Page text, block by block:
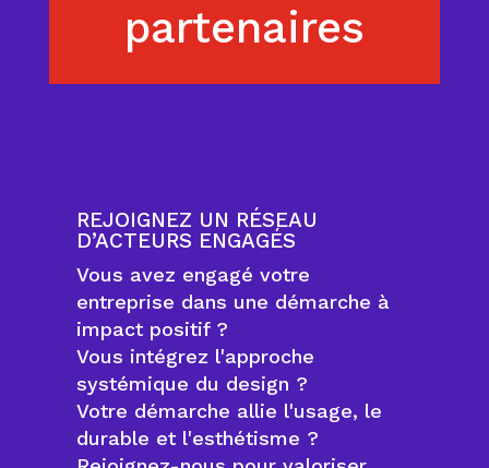
partenaires
REJOIGNEZ UN RÉSEAU
D’ACTEURS ENGAGÉS
Vous avez engagé votre
entreprise dans une démarche à
impact positif ?
Vous intégrez l'approche
systémique du design ?
Votre démarche allie l'usage, le
durable et l'esthétisme ?